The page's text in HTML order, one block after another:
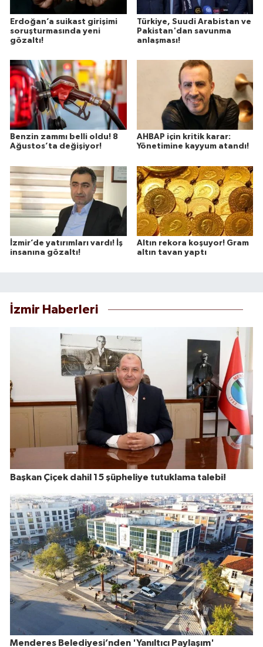
Erdoğan’a suikast girişimi
soruşturmasında yeni
gözaltı!
Türkiye, Suudi Arabistan ve
Pakistan'dan savunma
anlaşması!
Benzin zammı belli oldu! 8
Ağustos’ta değişiyor!
AHBAP için kritik karar:
Yönetimine kayyum atandı!
İzmir’de yatırımları vardı! İş
insanına gözaltı!
Altın rekora koşuyor! Gram
altın tavan yaptı
İzmir Haberleri
Başkan Çiçek dahil 15 şüpheliye tutuklama talebi!
Menderes Belediyesi’nden 'Yanıltıcı Paylaşım'